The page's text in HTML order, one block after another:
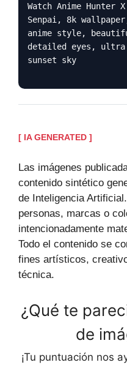
Watch Anime Hunter
Senpai, 8k
anime style,
detailed eyes,
sunset sky
[ IA GENERATED ]
Las imágenes
contenido sintético
de Inteligencia
personas, marcas o
intencionadamente
Todo el contenido se
fines artísticos,
técnica.
¿Qué te
de
¡Tu puntuación nos